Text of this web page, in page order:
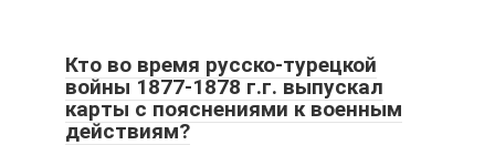
Кто во время русско-турецкой
войны 1877-1878 г.г. выпускал
карты с пояснениями к военным
действиям?